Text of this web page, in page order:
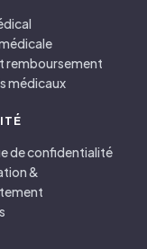
remboursement
médicaux
de confidentialité
&